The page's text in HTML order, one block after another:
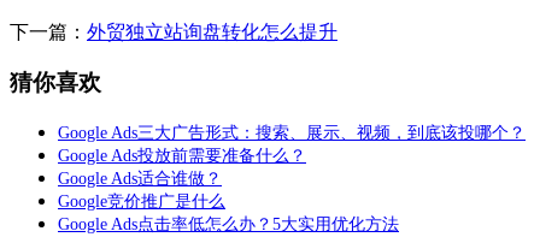
下一篇： 外贸独立站询盘转化怎么提升
猜你喜欢
Google Ads三大广告形式：搜索、展示、视频，到底该投哪个？
Google Ads投放前需要准备什么？
Google Ads适合谁做？
Google竞价推广是什么
Google Ads点击率低怎么办？5大实用优化方法